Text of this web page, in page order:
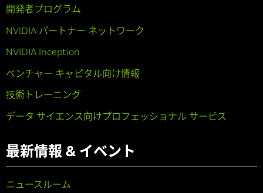
開発者プログラム
NVIDIA パートナー ネットワーク
NVIDIA Inception
ベンチャー キャピタル向け情報
技術トレーニング
データ サイエンス向けプロフェッショナル サービス
最新情報 & イベント
ニュースルーム